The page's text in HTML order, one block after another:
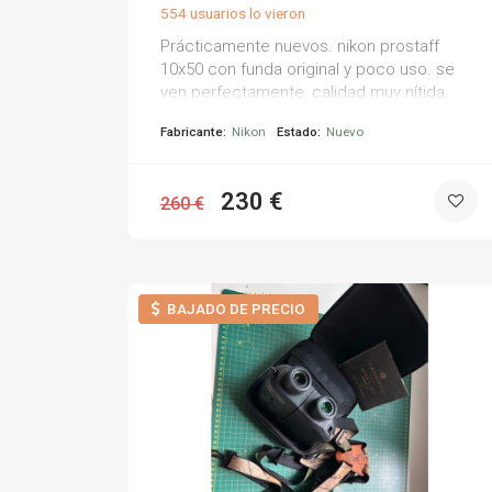
554 usuarios lo vieron
Prácticamente nuevos. nikon prostaff
10x50 con funda original y poco uso. se
ven perfectamente, calidad muy nítida,
Fabricante: Nikon Estado: Nuevo
260 € 230 €
BAJADO DE PRECIO